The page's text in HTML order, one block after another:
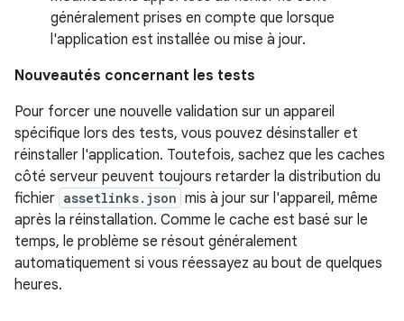
généralement prises en compte que lorsque
l'application est installée ou mise à jour.
Nouveautés concernant les tests
Pour forcer une nouvelle validation sur un appareil
spécifique lors des tests, vous pouvez désinstaller et
réinstaller l'application. Toutefois, sachez que les caches
côté serveur peuvent toujours retarder la distribution du
fichier assetlinks.json mis à jour sur l'appareil, même
après la réinstallation. Comme le cache est basé sur le
temps, le problème se résout généralement
automatiquement si vous réessayez au bout de quelques
heures.